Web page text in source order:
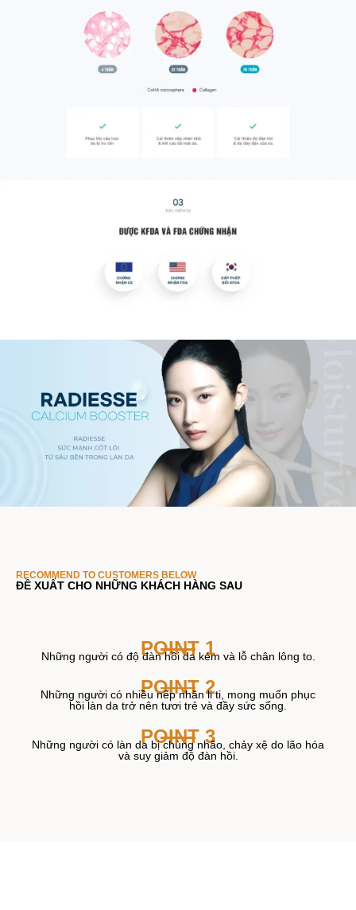
RECOMMEND TO CUSTOMERS BELOW
ĐỀ XUẤT CHO NHỮNG KHÁCH HÀNG SAU
POINT 1
Những người có độ đàn hồi da kém và lỗ chân lông to.
POINT 2
Những người có nhiều nếp nhăn li ti, mong muốn phục
hồi làn da trở nên tươi trẻ và đầy sức sống.
POINT 3
Những người có làn da bị chùng nhão, chảy xệ do lão hóa
và suy giảm độ đàn hồi.